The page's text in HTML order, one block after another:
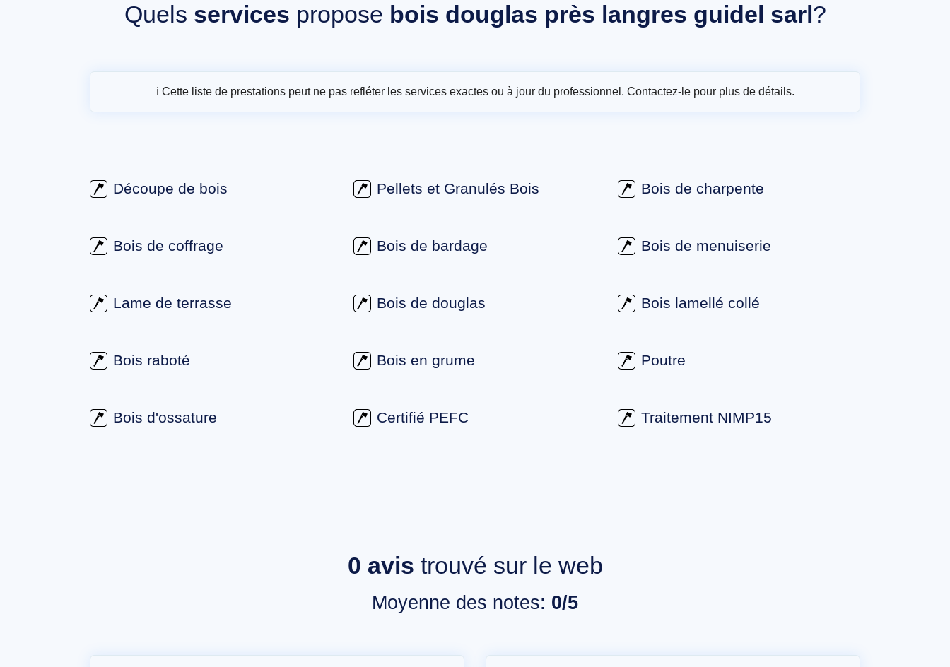
Quels services propose bois douglas près langres guidel sarl?
ℹ️ Cette liste de prestations peut ne pas refléter les services exactes ou à jour du professionnel. Contactez-le pour plus de détails.
Découpe de bois Pellets et Granulés Bois Bois de charpente
Bois de coffrage Bois de bardage Bois de menuiserie
Lame de terrasse Bois de douglas Bois lamellé collé
Bois raboté Bois en grume Poutre
Bois d'ossature Certifié PEFC Traitement NIMP15
0 avis trouvé sur le web
Moyenne des notes: 0/5